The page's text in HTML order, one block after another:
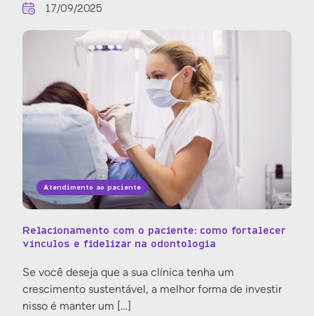
17/09/2025
Atendimento ao paciente
Relacionamento com o paciente: como fortalecer
vínculos e fidelizar na odontologia
Se você deseja que a sua clínica tenha um
crescimento sustentável, a melhor forma de investir
nisso é manter um […]